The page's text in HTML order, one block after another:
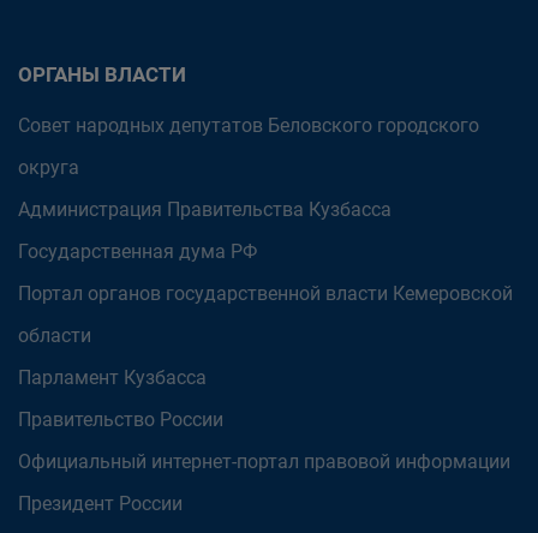
ОРГАНЫ ВЛАСТИ
Совет народных депутатов Беловского городского
округа
Администрация Правительства Кузбасса
Государственная дума РФ
Портал органов государственной власти Кемеровской
области
Парламент Кузбасса
Правительство России
Официальный интернет-портал правовой информации
Президент России